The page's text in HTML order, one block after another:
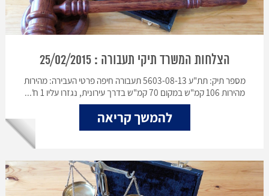
הצלחות המשרד תיקי תעבורה : 25/02/2015
מספר תיק: תת"ע 5603-08-13 תעבורה חיפה פרטי העבירה: מהירות
מהירות 106 קמ"ש במקום 70 קמ"ש בדרך עירונית, נגזרו עליו 1 ח'...
להמשך קריאה